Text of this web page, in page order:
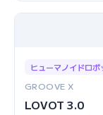
ヒューマノイドロボ
GROOVE X
LOVOT 3.0